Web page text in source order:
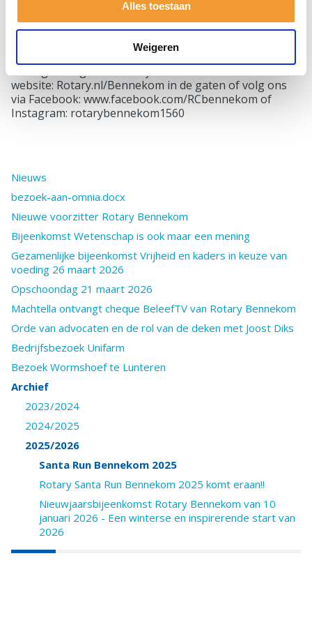
Alles toestaan
Weigeren
agenda!
Bekijk hier het item van XON van Santa Run Rotary
https://youtu.be/j-lfRJMLL2s
website: Rotary.nl/Bennekom in de gaten of volg ons
via Facebook: www.facebook.com/RCbennekom of
Instagram: rotarybennekom1560
Nieuws
bezoek-aan-omnia.docx
Nieuwe voorzitter Rotary Bennekom
Bijeenkomst Wetenschap is ook maar een mening
Gezamenlijke bijeenkomst Vrijheid en kaders in keuze van
voeding 26 maart 2026
Opschoondag 21 maart 2026
Machtella ontvangt cheque BeleefTV van Rotary Bennekom
Orde van advocaten en de rol van de deken met Joost Diks
Bedrijfsbezoek Unifarm
Bezoek Wormshoef te Lunteren
Archief
2023/2024
2024/2025
2025/2026
Santa Run Bennekom 2025
Rotary Santa Run Bennekom 2025 komt eraan!!
Nieuwjaarsbijeenkomst Rotary Bennekom van 10
januari 2026 - Een winterse en inspirerende start van
2026